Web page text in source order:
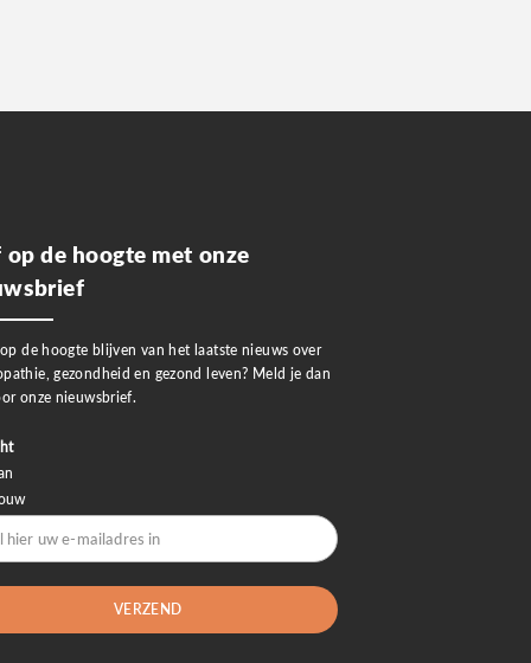
de hoogte met onze
de hoogte blijven van het laatste nieuws over
gezondheid en gezond leven? Meld je dan
onze nieuwsbrief.